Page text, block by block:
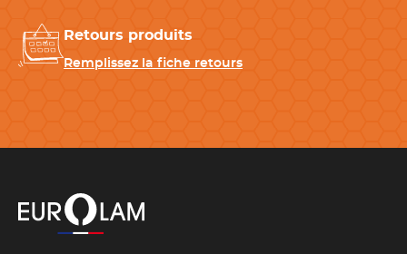
Longueur
Retours produits
Remplissez la fiche retours